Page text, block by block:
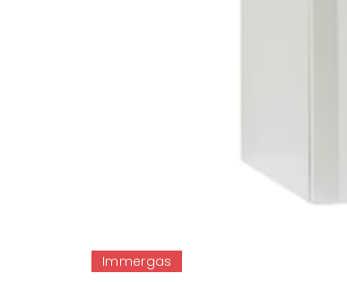
Immergas